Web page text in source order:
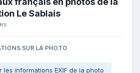
Le Sablais
SUR LA PHOTO
les informations EXIF de la photo